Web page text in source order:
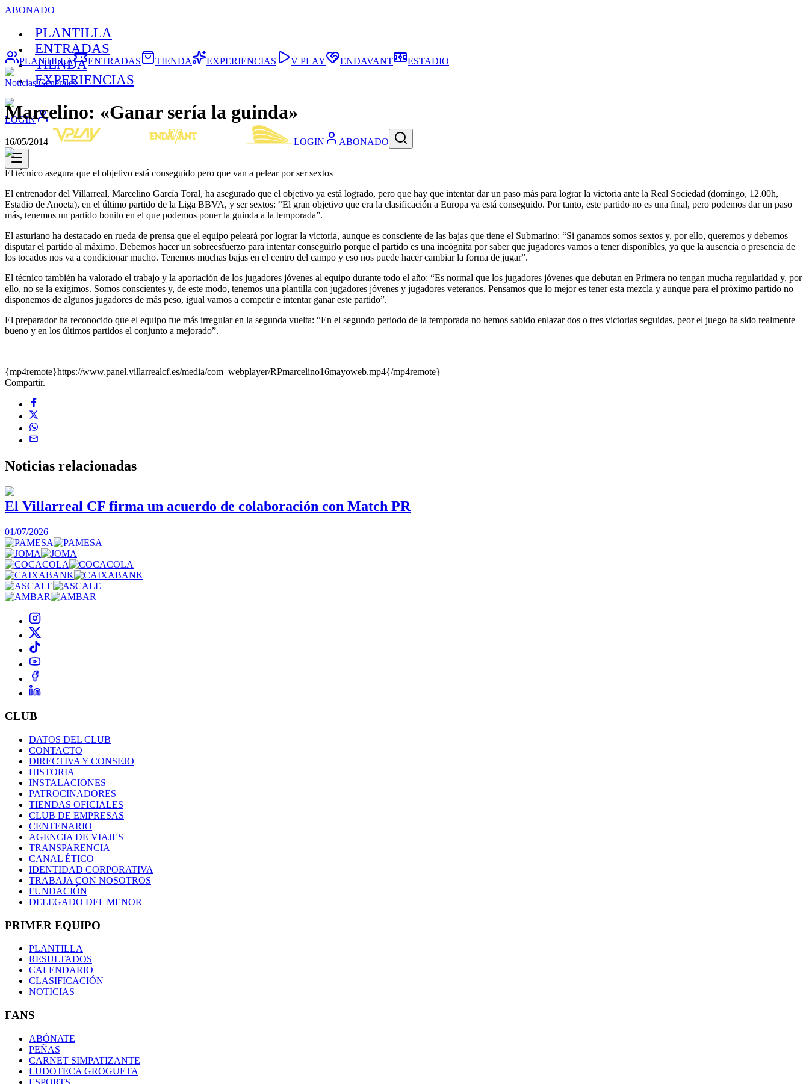
ABONADO
PLANTILLA
ENTRADAS
TIENDA
EXPERIENCIAS
LOGIN
LOGIN ABONADO
PLANTILLA ENTRADAS TIENDA EXPERIENCIAS V PLAY ENDAVANT ESTADIO
Noticias Generales
Marcelino: «Ganar sería la guinda»
16/05/2014
El técnico asegura que el objetivo está conseguido pero que van a pelear por ser sextos
El entrenador del Villarreal, Marcelino García Toral, ha asegurado que el objetivo ya está logrado, pero que hay que intentar dar un paso más para lograr la victoria ante la Real Sociedad (domingo, 12.00h,
Estadio de Anoeta), en el último partido de la Liga BBVA, y ser sextos: “El gran objetivo que era la clasificación a Europa ya está conseguido. Por tanto, este partido no es una final, pero podemos dar un paso
más, tenemos un partido bonito en el que podemos poner la guinda a la temporada”.
El asturiano ha destacado en rueda de prensa que el equipo peleará por lograr la victoria, aunque es consciente de las bajas que tiene el Submarino: “Si ganamos somos sextos y, por ello, queremos y debemos
disputar el partido al máximo. Debemos hacer un sobreesfuerzo para intentar conseguirlo porque el partido es una incógnita por saber que jugadores vamos a tener disponibles, ya que la ausencia o presencia de
los tocados nos va a condicionar mucho. Tenemos muchas bajas en el centro del campo y eso nos puede hacer cambiar la forma de jugar”.
El técnico también ha valorado el trabajo y la aportación de los jugadores jóvenes al equipo durante todo el año: “Es normal que los jugadores jóvenes que debutan en Primera no tengan mucha regularidad y, por
ello, no se la exigimos. Somos conscientes y, de este modo, tenemos una plantilla con jugadores jóvenes y jugadores veteranos. Pensamos que lo mejor es tener esta mezcla y aunque para el próximo partido no
disponemos de algunos jugadores de más peso, igual vamos a competir e intentar ganar este partido”.
El preparador ha reconocido que el equipo fue más irregular en la segunda vuelta: “En el segundo periodo de la temporada no hemos sabido enlazar dos o tres victorias seguidas, peor el juego ha sido realmente
bueno y en los últimos partidos el conjunto a mejorado”.
{mp4remote}https://www.panel.villarrealcf.es/media/com_webplayer/RPmarcelino16mayoweb.mp4{/mp4remote}
Compartir.
Noticias relacionadas
El Villarreal CF firma un acuerdo de colaboración con Match PR
01/07/2026
CLUB
DATOS DEL CLUB
CONTACTO
DIRECTIVA Y CONSEJO
HISTORIA
INSTALACIONES
PATROCINADORES
TIENDAS OFICIALES
CLUB DE EMPRESAS
CENTENARIO
AGENCIA DE VIAJES
TRANSPARENCIA
CANAL ÉTICO
IDENTIDAD CORPORATIVA
TRABAJA CON NOSOTROS
FUNDACIÓN
DELEGADO DEL MENOR
PRIMER EQUIPO
PLANTILLA
RESULTADOS
CALENDARIO
CLASIFICACIÓN
NOTICIAS
FANS
ABÓNATE
PEÑAS
CARNET SIMPATIZANTE
LUDOTECA GROGUETA
ESPORTS